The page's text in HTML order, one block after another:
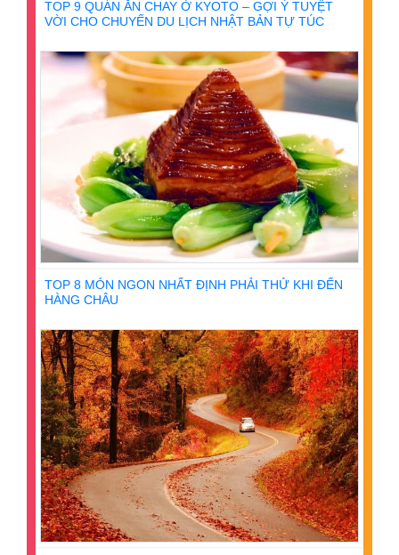
TOP 9 QUÁN ĂN CHAY Ở KYOTO – GỢI Ý TUYỆT
VỜI CHO CHUYẾN DU LỊCH NHẬT BẢN TỰ TÚC
TOP 8 MÓN NGON NHẤT ĐỊNH PHẢI THỬ KHI ĐẾN
HÀNG CHÂU